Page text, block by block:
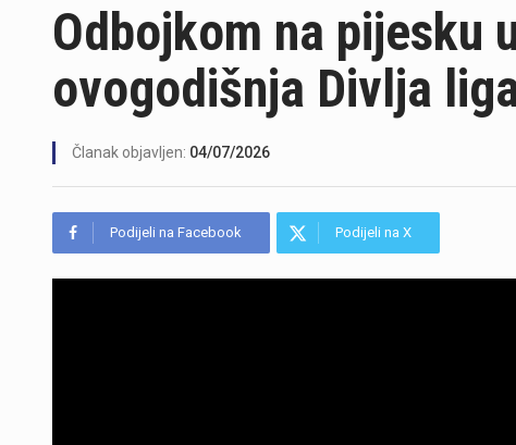
Odbojkom na pijesku
ovogodišnja Divlja
Članak objavljen: 04/07/2026
Podijeli na Facebook Podijeli na X